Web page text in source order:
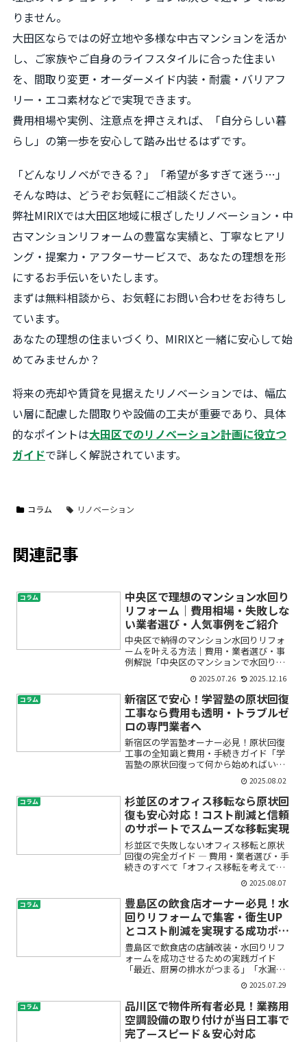
りません。
大田区ならではの好立地や多様な中古マンションを活か
し、ご家族やご自身のライフスタイルに合った住まい
を、間取り変更・オーダーメイド内装・耐震・バリアフ
リー・エコ素材などで実現できます。
費用相場や実例、注意点を押さえれば、「自分らしい暮
らし」の第一歩を安心して踏み出せるはずです。
「どんなリノベができる？」「希望が多すぎて迷う…」
そんな時は、どうぞお気軽にご相談ください。
弊社MIRIXでは大田区地域に根ざしたリノベーション・中
古マンションリフォームの豊富な実績と、丁寧なヒアリ
ング・提案力・アフターサービスで、あなたの理想を形
にするお手伝いをいたします。
まずは無料相談から、お気軽にお問い合わせをお待ちし
ています。
あなたの理想の住まいづくり、MIRIXと一緒に安心して始
めてみませんか？
将来の売却や賃貸を見据えたリノベーションでは、幅広
い層に配慮した間取りや設備の工夫が重要であり、具体
的なポイントは大田区でのリノベーション計画に役立つ
ガイドで詳しく解説されています。
コラム リノベーション
関連記事
コラム
中央区で理想のマンション水回り
リフォーム｜費用相場・失敗しな
い業者選び・人気事例をご紹介
中央区で納得のマンション水回りリフォ
ームを叶える方法｜費用・業者選び・事
例解説「中央区のマンションで水回りリ
フォームを考えているけど、どこから始
めればいいの？」「費用や業者選びが不
安…」「失敗したくない！」——そんな
悩みや疑問を抱えていませ...
2025.07.26 2025.12.16
コラム
新宿区で安心！学習塾の原状回復
工事なら費用も透明・トラブルゼ
ロの専門業者へ
新宿区の学習塾オーナー必見！原状回復
工事の全知識と費用・手続きガイド「学
習塾の原状回復って何から始めればいい
の？」「新宿区で信頼できる業者はい
る？」「費用やトラブルが心配…」とお
悩みの方も多いのではないでしょうか。
この記事では、学習塾の原状...
2025.08.02
コラム
杉並区のオフィス移転なら原状回
復も安心対応！コスト削減と信頼
のサポートでスムーズな移転実現
杉並区で失敗しないオフィス移転と原状
回復の完全ガイド ― 費用・業者選び・手
続きのすべて「オフィス移転を考えてい
るけど、何から始めればいいのか分から
ない」「原状回復って一体どこまでやら
なきゃいけないの？」――そんな疑問や不安
をお持ちではあり...
2025.08.07
コラム
豊島区の飲食店オーナー必見！水
回りリフォームで集客・衛生UP
とコスト削減を実現する成功ポイ
ント
豊島区で飲食店の店舗改装・水回りリフ
ォームを成功させるための実践ガイド
「最近、厨房の排水がつまる」「水漏れ
や蛇口の不具合にお客様からクレーム
が…」「集客が伸び悩んでいるけれど何
から手を付ければ良いかわからない」――そ
んなお悩みをお持ちの豊島...
2025.07.29
コラム
品川区で物件所有者必見！業務用
空調設備の取り付けが当日工事で
完了—スピード＆安心対応